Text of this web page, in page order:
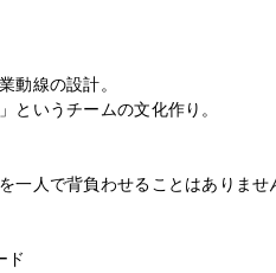
動線の設計。
というチームの文化作り。
人で背負わせることはありませ
ド